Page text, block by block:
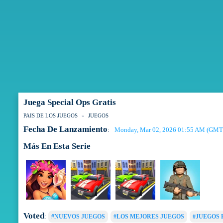
Juega Special Ops Gratis
PAIS DE LOS JUEGOS JUEGOS
Fecha De Lanzamiento: Monday, Mar 02, 2026 01:55 AM
Más En Esta Serie
Voted: #NUEVOS JUEGOS #LOS MEJORES JUEGOS #JUEGOS